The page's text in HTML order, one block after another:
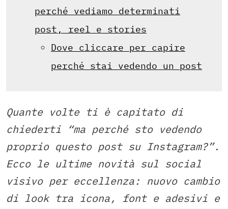
perché vediamo determinati
post, reel e stories
Dove cliccare per capire
perché stai vedendo un post
Quante volte ti è capitato di
chiederti “ma perché sto vedendo
proprio questo post su Instagram?”.
Ecco le ultime novità sul social
visivo per eccellenza: nuovo cambio
di look tra icona, font e adesivi e